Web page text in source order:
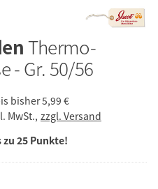
Thermo-
- Gr. 50/56
bisher5,99 €
MwSt., zzgl. Versand
zu 25 Punkte!